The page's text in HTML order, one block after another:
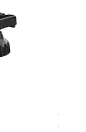
Wuben
ราคา
฿95.00